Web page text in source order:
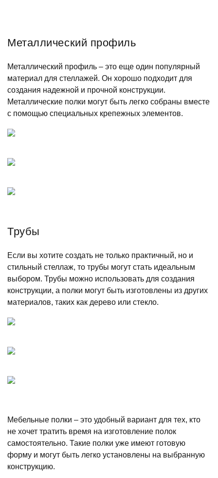
Металлический профиль
Металлический профиль – это еще один популярный
материал для стеллажей. Он хорошо подходит для
создания надежной и прочной конструкции.
Металлические полки могут быть легко собраны вместе
с помощью специальных крепежных элементов.
Трубы
Если вы хотите создать не только практичный, но и
стильный стеллаж, то трубы могут стать идеальным
выбором. Трубы можно использовать для создания
конструкции, а полки могут быть изготовлены из других
материалов, таких как дерево или стекло.
Мебельные полки – это удобный вариант для тех, кто
не хочет тратить время на изготовление полок
самостоятельно. Такие полки уже имеют готовую
форму и могут быть легко установлены на выбранную
конструкцию.